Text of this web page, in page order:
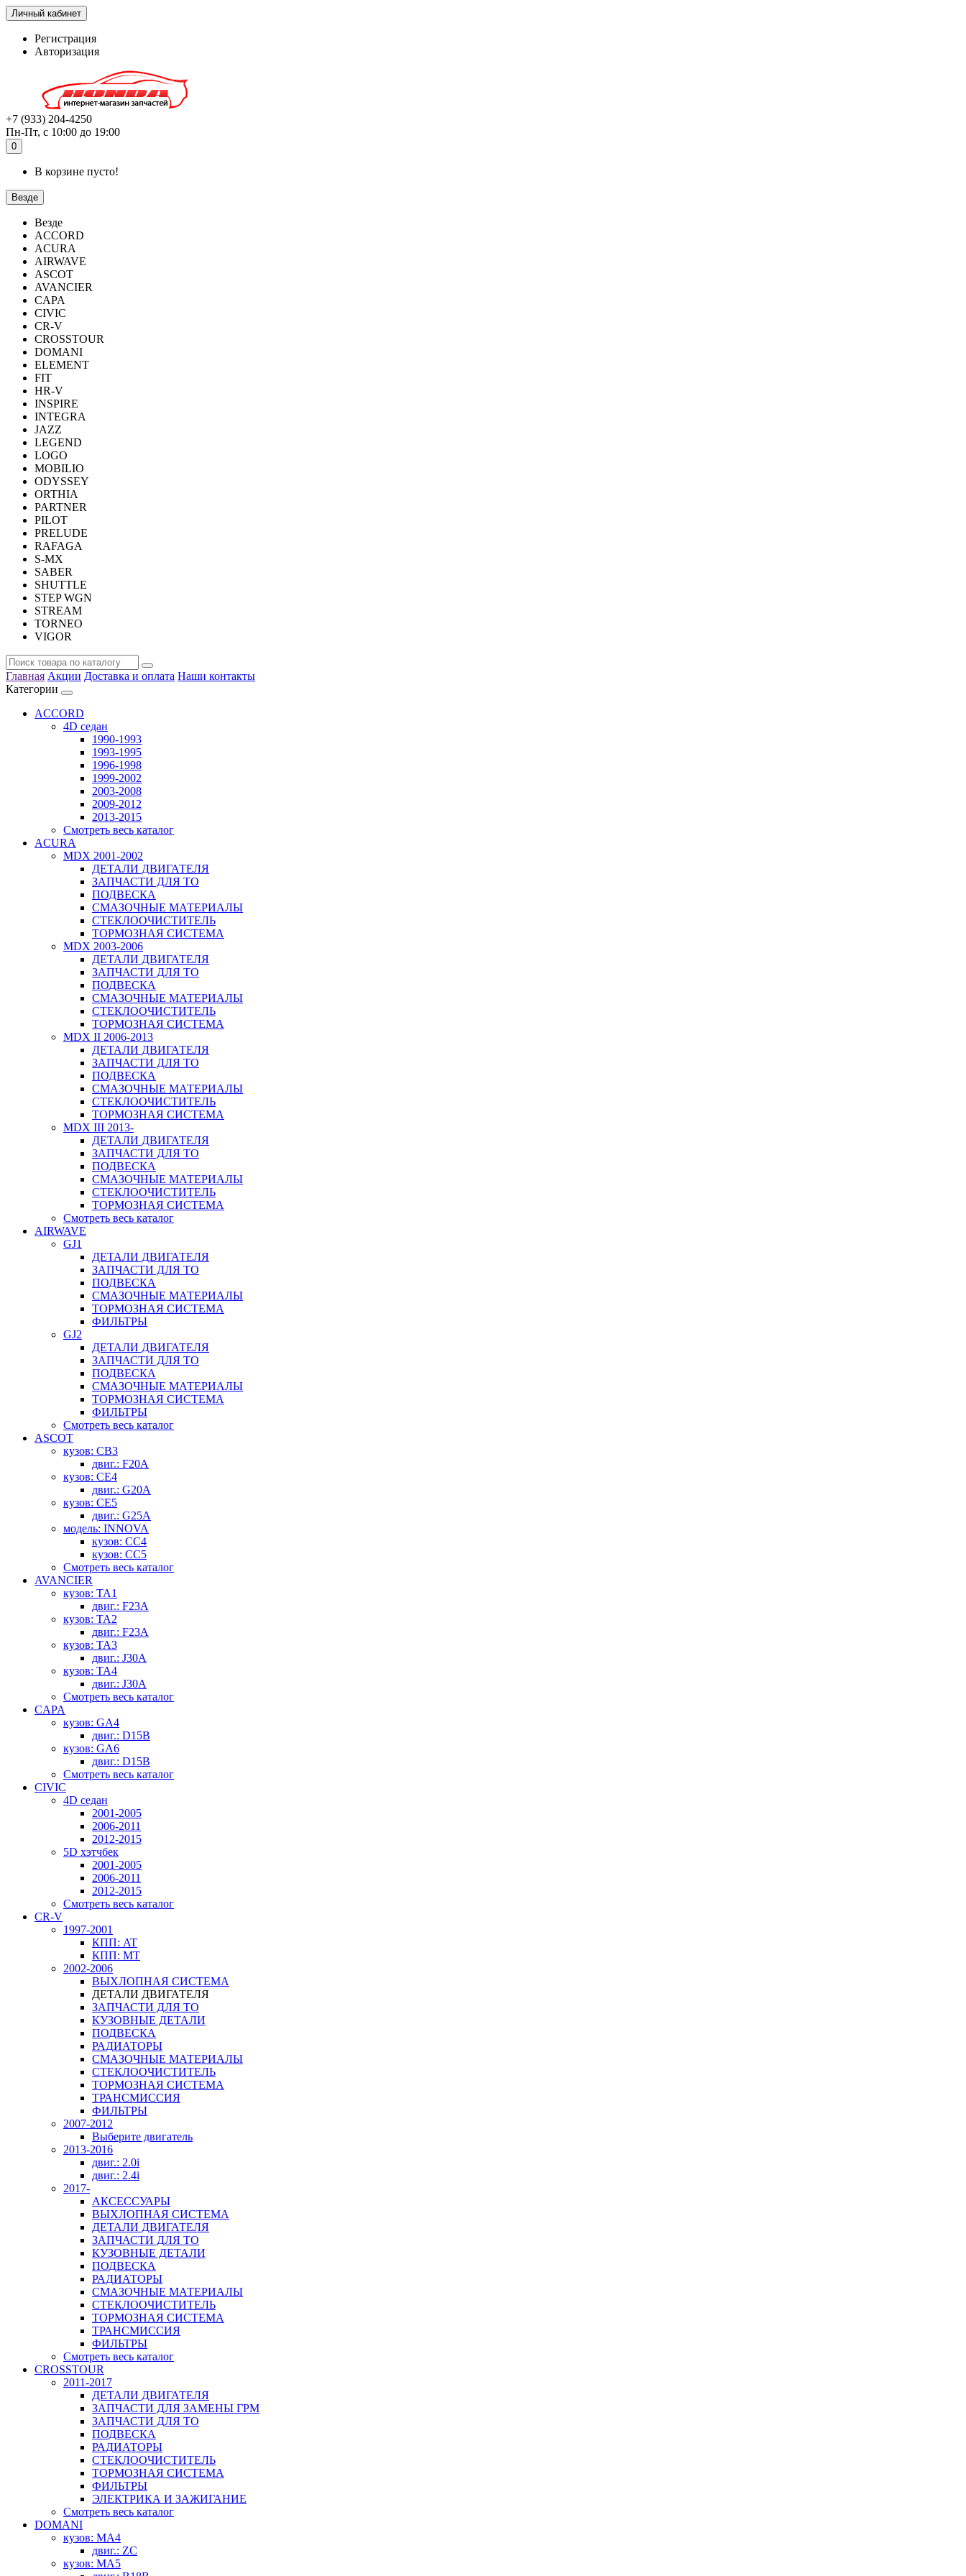
Личный кабинет
Регистрация
Авторизация
+7 (933) 204-4250
Пн-Пт, с 10:00 до 19:00
0
В корзине пусто!
Везде
Везде
ACCORD
ACURA
AIRWAVE
ASCOT
AVANCIER
CAPA
CIVIC
CR-V
CROSSTOUR
DOMANI
ELEMENT
FIT
HR-V
INSPIRE
INTEGRA
JAZZ
LEGEND
LOGO
MOBILIO
ODYSSEY
ORTHIA
PARTNER
PILOT
PRELUDE
RAFAGA
S-MX
SABER
SHUTTLE
STEP WGN
STREAM
TORNEO
VIGOR
Главная Акции Доставка и оплата Наши контакты
Категории
ACCORD
4D седан
1990-1993
1993-1995
1996-1998
1999-2002
2003-2008
2009-2012
2013-2015
Смотреть весь каталог
ACURA
MDX 2001-2002
ДЕТАЛИ ДВИГАТЕЛЯ
ЗАПЧАСТИ ДЛЯ ТО
ПОДВЕСКА
СМАЗОЧНЫЕ МАТЕРИАЛЫ
СТЕКЛООЧИСТИТЕЛЬ
ТОРМОЗНАЯ СИСТЕМА
MDX 2003-2006
ДЕТАЛИ ДВИГАТЕЛЯ
ЗАПЧАСТИ ДЛЯ ТО
ПОДВЕСКА
СМАЗОЧНЫЕ МАТЕРИАЛЫ
СТЕКЛООЧИСТИТЕЛЬ
ТОРМОЗНАЯ СИСТЕМА
MDX II 2006-2013
ДЕТАЛИ ДВИГАТЕЛЯ
ЗАПЧАСТИ ДЛЯ ТО
ПОДВЕСКА
СМАЗОЧНЫЕ МАТЕРИАЛЫ
СТЕКЛООЧИСТИТЕЛЬ
ТОРМОЗНАЯ СИСТЕМА
MDX III 2013-
ДЕТАЛИ ДВИГАТЕЛЯ
ЗАПЧАСТИ ДЛЯ ТО
ПОДВЕСКА
СМАЗОЧНЫЕ МАТЕРИАЛЫ
СТЕКЛООЧИСТИТЕЛЬ
ТОРМОЗНАЯ СИСТЕМА
Смотреть весь каталог
AIRWAVE
GJ1
ДЕТАЛИ ДВИГАТЕЛЯ
ЗАПЧАСТИ ДЛЯ ТО
ПОДВЕСКА
СМАЗОЧНЫЕ МАТЕРИАЛЫ
ТОРМОЗНАЯ СИСТЕМА
ФИЛЬТРЫ
GJ2
ДЕТАЛИ ДВИГАТЕЛЯ
ЗАПЧАСТИ ДЛЯ ТО
ПОДВЕСКА
СМАЗОЧНЫЕ МАТЕРИАЛЫ
ТОРМОЗНАЯ СИСТЕМА
ФИЛЬТРЫ
Смотреть весь каталог
ASCOT
кузов: CB3
двиг.: F20A
кузов: CE4
двиг.: G20A
кузов: CE5
двиг.: G25A
модель: INNOVA
кузов: CC4
кузов: CC5
Смотреть весь каталог
AVANCIER
кузов: TA1
двиг.: F23A
кузов: TA2
двиг.: F23A
кузов: TA3
двиг.: J30A
кузов: TA4
двиг.: J30A
Смотреть весь каталог
CAPA
кузов: GA4
двиг.: D15B
кузов: GA6
двиг.: D15B
Смотреть весь каталог
CIVIC
4D седан
2001-2005
2006-2011
2012-2015
5D хэтчбек
2001-2005
2006-2011
2012-2015
Смотреть весь каталог
CR-V
1997-2001
КПП: AT
КПП: MT
2002-2006
ВЫХЛОПНАЯ СИСТЕМА
ДЕТАЛИ ДВИГАТЕЛЯ
ЗАПЧАСТИ ДЛЯ ТО
КУЗОВНЫЕ ДЕТАЛИ
ПОДВЕСКА
РАДИАТОРЫ
СМАЗОЧНЫЕ МАТЕРИАЛЫ
СТЕКЛООЧИСТИТЕЛЬ
ТОРМОЗНАЯ СИСТЕМА
ТРАНСМИССИЯ
ФИЛЬТРЫ
2007-2012
Выберите двигатель
2013-2016
двиг.: 2.0i
двиг.: 2.4i
2017-
АКСЕССУАРЫ
ВЫХЛОПНАЯ СИСТЕМА
ДЕТАЛИ ДВИГАТЕЛЯ
ЗАПЧАСТИ ДЛЯ ТО
КУЗОВНЫЕ ДЕТАЛИ
ПОДВЕСКА
РАДИАТОРЫ
СМАЗОЧНЫЕ МАТЕРИАЛЫ
СТЕКЛООЧИСТИТЕЛЬ
ТОРМОЗНАЯ СИСТЕМА
ТРАНСМИССИЯ
ФИЛЬТРЫ
Смотреть весь каталог
CROSSTOUR
2011-2017
ДЕТАЛИ ДВИГАТЕЛЯ
ЗАПЧАСТИ ДЛЯ ЗАМЕНЫ ГРМ
ЗАПЧАСТИ ДЛЯ ТО
ПОДВЕСКА
РАДИАТОРЫ
СТЕКЛООЧИСТИТЕЛЬ
ТОРМОЗНАЯ СИСТЕМА
ФИЛЬТРЫ
ЭЛЕКТРИКА И ЗАЖИГАНИЕ
Смотреть весь каталог
DOMANI
кузов: MA4
двиг.: ZC
кузов: MA5